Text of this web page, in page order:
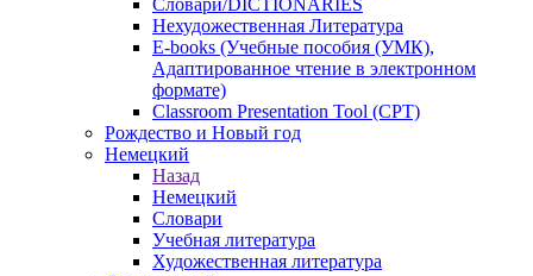
Словари/DICTIONARIES
Нехудожественная Литература
E-books (Учебные пособия (УМК),
Адаптированное чтение в электронном
формате)
Classroom Presentation Tool (CPT)
Рождество и Новый год
Немецкий
Назад
Немецкий
Словари
Учебная литература
Художественная литература